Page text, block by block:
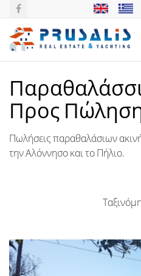
Προς
Πωλήσεις παραθαλάσιων
την Αλόννησο και το Πήλιο.